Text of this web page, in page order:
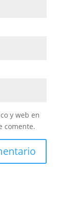
y web en
comente.